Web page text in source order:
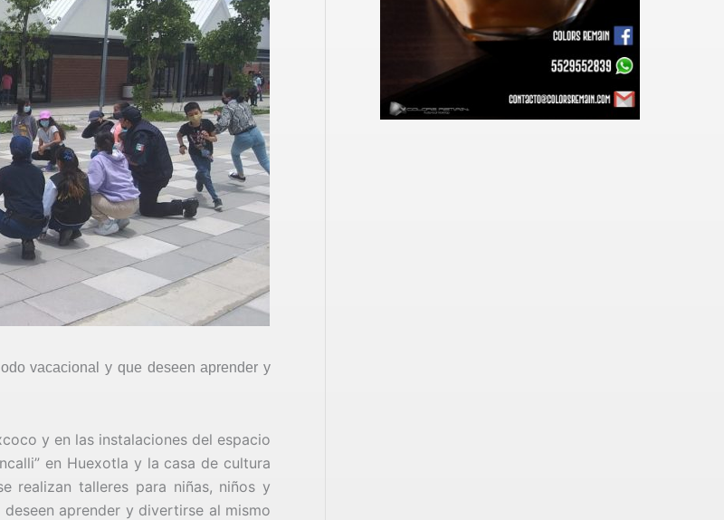
vacacional y que deseen aprender y
y en las instalaciones del espacio
en Huexotla y la casa de cultura
realizan talleres para niñas, niños y
aprender y divertirse al mismo